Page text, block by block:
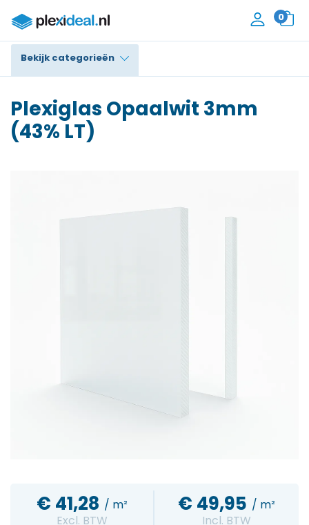
0
Bekijk categorieën
Polycarbonaat
Plexiglas Opaalwit 3mm
(43% LT)
€ 41,28 / m²
Excl. BTW
€ 49,95 / m²
Incl. BTW